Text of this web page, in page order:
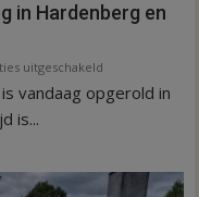
in Hardenberg en
uitgeschakeld
Binnen
kunstgras
vandaag opgerold in
is...